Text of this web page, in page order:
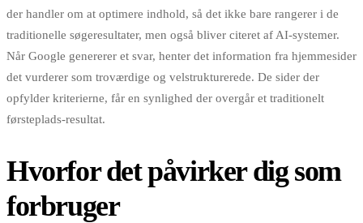
der handler om at optimere indhold, så det ikke bare rangerer i de
traditionelle søgeresultater, men også bliver citeret af AI-systemer.
Når Google genererer et svar, henter det information fra hjemmesider
det vurderer som troværdige og velstrukturerede. De sider der
opfylder kriterierne, får en synlighed der overgår et traditionelt
førsteplads-resultat.
Hvorfor det påvirker dig som
forbruger